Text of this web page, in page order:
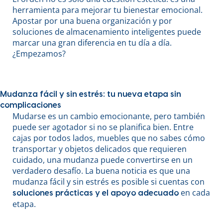
herramienta para mejorar tu bienestar emocional.
Apostar por una buena organización y por
soluciones de almacenamiento inteligentes puede
marcar una gran diferencia en tu día a día.
¿Empezamos?
Mudanza fácil y sin estrés: tu nueva etapa sin
complicaciones
Mudarse es un cambio emocionante, pero también
puede ser agotador si no se planifica bien. Entre
cajas por todos lados, muebles que no sabes cómo
transportar y objetos delicados que requieren
cuidado, una mudanza puede convertirse en un
verdadero desafío. La buena noticia es que una
mudanza fácil y sin estrés es posible si cuentas con
soluciones prácticas y el apoyo adecuado en cada
etapa.